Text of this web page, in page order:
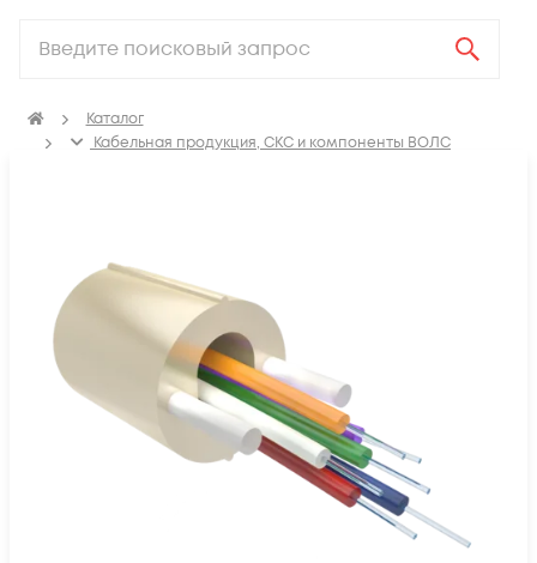
Каталог
Кабельная продукция, СКС и компоненты ВОЛС